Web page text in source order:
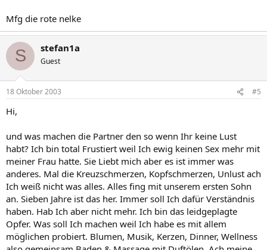
Mfg die rote nelke
S stefan1a
Guest
18 Oktober 2003 #5
Hi,
und was machen die Partner den so wenn Ihr keine Lust
habt? Ich bin total Frustiert weil Ich ewig keinen Sex mehr mit
meiner Frau hatte. Sie Liebt mich aber es ist immer was
anderes. Mal die Kreuzschmerzen, Kopfschmerzen, Unlust ach
Ich weiß nicht was alles. Alles fing mit unserem ersten Sohn
an. Sieben Jahre ist das her. Immer soll Ich dafür Verständnis
haben. Hab Ich aber nicht mehr. Ich bin das leidgeplagte
Opfer. Was soll Ich machen weil Ich habe es mit allem
möglichen probiert. Blumen, Musik, Kerzen, Dinner, Wellness